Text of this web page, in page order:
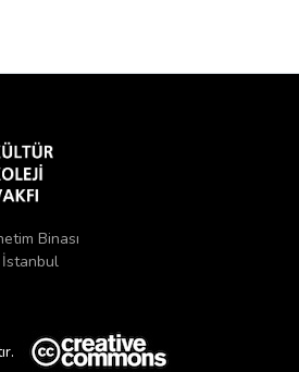
Binası
İstanbul